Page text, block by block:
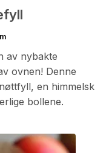
av nybakte
ovnen! Denne
en himmelsk
bollene.